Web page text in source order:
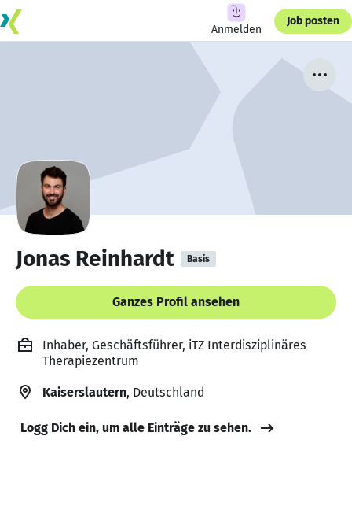
Anmelden
Job posten
Jonas Reinhardt Basis
Ganzes Profil ansehen
Inhaber, Geschäftsführer, iTZ Interdisziplinäres
Therapiezentrum
Kaiserslautern, Deutschland
Logg Dich ein, um alle Einträge zu sehen.